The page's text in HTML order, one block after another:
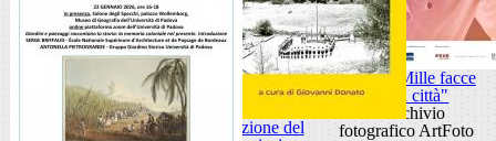
Mostra "Mille facce
di una città"
L'Archivio
fotografico ArtFoto
Presentazione del